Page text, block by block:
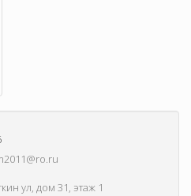
ул, дом 31, этаж 1